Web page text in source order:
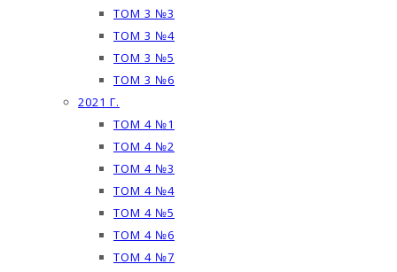
ТОМ 3 №3
ТОМ 3 №4
ТОМ 3 №5
ТОМ 3 №6
2021 Г.
ТОМ 4 №1
ТОМ 4 №2
ТОМ 4 №3
ТОМ 4 №4
ТОМ 4 №5
ТОМ 4 №6
ТОМ 4 №7